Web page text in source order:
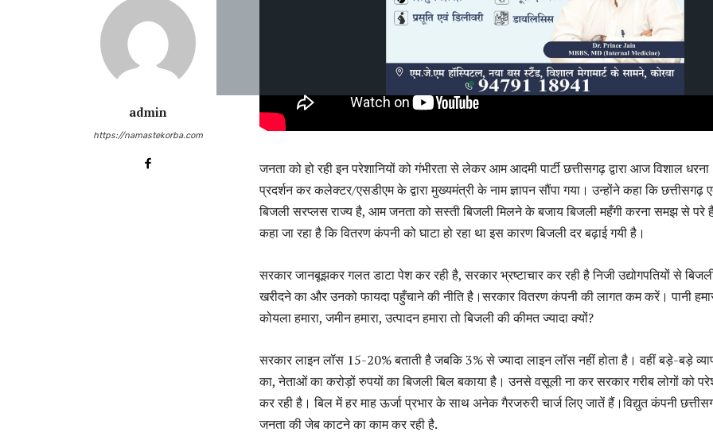
admin
https://namastekorba.com
जनता को हो रही इन परेशानियों को गंभीरता से लेकर आम आदमी पार्टी छत्तीसगढ़ द्वारा आज विशाल धरना
प्रदर्शन कर कलेक्टर/एसडीएम के द्वारा मुख्यमंत्री के नाम ज्ञापन सौंपा गया। उन्होंने कहा कि छत्तीसगढ़
बिजली सरप्लस राज्य है, आम जनता को सस्ती बिजली मिलने के बजाय बिजली महँगी करना समझ से परे
कहा जा रहा है कि वितरण कंपनी को घाटा हो रहा था इस कारण बिजली दर बढ़ाई गयी है।
सरकार जानबूझकर गलत डाटा पेश कर रही है, सरकार भ्रष्टाचार कर रही है निजी उद्योगपतियों से
खरीदने का और उनको फायदा पहुँचाने की नीति है।सरकार वितरण कंपनी की लागत कम करें। पानी
कोयला हमारा, जमीन हमारा, उत्पादन हमारा तो बिजली की कीमत ज्यादा क्यों?
सरकार लाइन लॉस 15-20% बताती है जबकि 3% से ज्यादा लाइन लॉस नहीं होता है। वहीं बड़े-बड़े
का, नेताओं का करोड़ों रुपयों का बिजली बिल बकाया है। उनसे वसूली ना कर सरकार गरीब लोगों को
कर रही है। बिल में हर माह ऊर्जा प्रभार के साथ अनेक गैरजरुरी चार्ज लिए जातें हैं।विद्युत कंपनी
जनता की जेब काटने का काम कर रही है.